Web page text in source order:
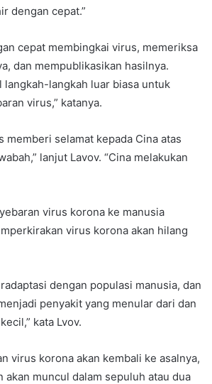
dengan cepat.”
cepat membingkai virus, memeriksa
dan mempublikasikan hasilnya.
langkah-langkah luar biasa untuk
virus,” katanya.
memberi selamat kepada Cina atas
lanjut Lavov. “Cina melakukan
virus korona ke manusia
virus korona akan hilang
dengan populasi manusia, dan
penyakit yang menular dari dan
kata Lvov.
virus korona akan kembali ke asalnya,
akan muncul dalam sepuluh atau dua